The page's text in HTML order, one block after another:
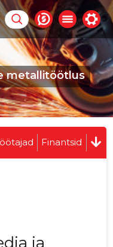
metallitöötlus
Finantsid
ja